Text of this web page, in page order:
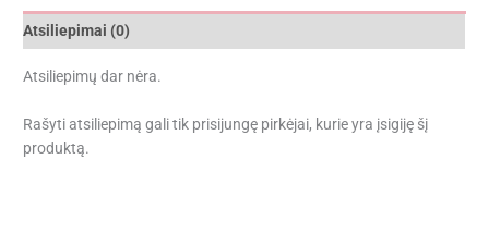
Atsiliepimai (0)
Atsiliepimų dar nėra.
Rašyti atsiliepimą gali tik prisijungę pirkėjai, kurie yra įsigiję šį
produktą.